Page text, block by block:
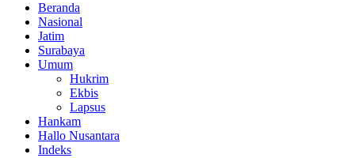
Beranda
Nasional
Jatim
Surabaya
Umum
Hukrim
Ekbis
Lapsus
Hankam
Hallo Nusantara
Indeks